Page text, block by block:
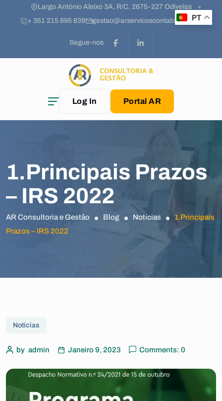
Largo António Aleixo 3A, R/C, 2675-227 Odivelas
+ 351 215 895 839
gestao@arservicoscontabilidade.pt
Segue-nos
Log In Portal AR
1.Principais Prazos
– IRS 2022
AR Consultoria e Gestão Blog Notícias
1.Principais
Prazos – IRS 2022
Notícias
by admin Janeiro 9, 2023 Comments: 0
PT